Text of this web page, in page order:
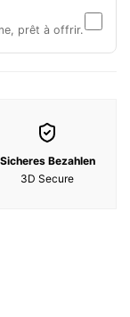
unes de plus et
addictif.
prêt à offrir.
Sicheres Bezahlen
3D Secure